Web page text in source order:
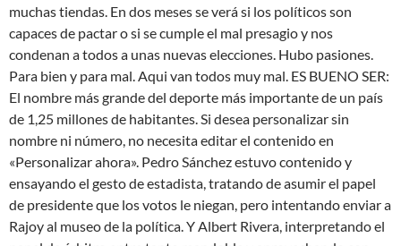
muchas tiendas. En dos meses se verá si los políticos son
capaces de pactar o si se cumple el mal presagio y nos
condenan a todos a unas nuevas elecciones. Hubo pasiones.
Para bien y para mal. Aqui van todos muy mal. ES BUENO SER:
El nombre más grande del deporte más importante de un país
de 1,25 millones de habitantes. Si desea personalizar sin
nombre ni número, no necesita editar el contenido en
«Personalizar ahora». Pedro Sánchez estuvo contenido y
ensayando el gesto de estadista, tratando de asumir el papel
de presidente que los votos le niegan, pero intentando enviar a
Rajoy al museo de la política. Y Albert Rivera, interpretando el